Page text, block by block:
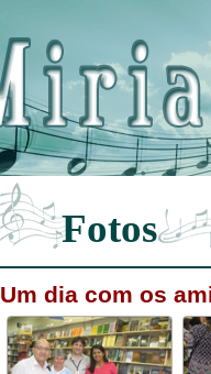
Fotos
Um dia com os